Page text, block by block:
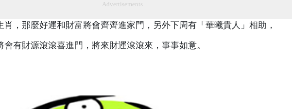
Advertisements
肖，那麼好運和財富將會齊齊進家門，另外下周有「華曦貴人」相助，
有財源滾滾喜進門，將來財運滾滾來，事事如意。